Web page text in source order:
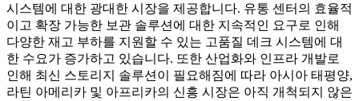
시스템에 대한 광대한 시장을 제공합니다. 유통 센터의 효율적
이고 확장 가능한 보관 솔루션에 대한 지속적인 요구로 인해
다양한 재고 부하를 지원할 수 있는 고품질 데크 시스템에 대
한 수요가 증가하고 있습니다. 또한 산업화와 인프라 개발로
인해 최신 스토리지 솔루션이 필요해짐에 따라 아시아 태평양,
라틴 아메리카 및 아프리카의 신흥 시장은 아직 개척되지 않은